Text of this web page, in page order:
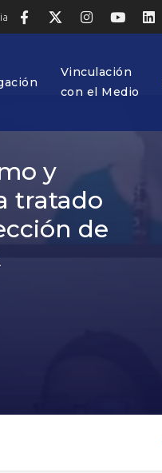
Vinculación
con el Medio
y
tratado
de